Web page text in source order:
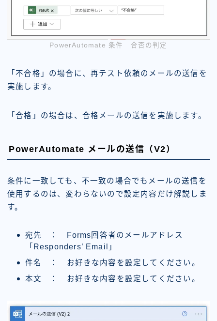
PowerAutomate 条件 合否の判定
「不合格」の場合に、再テスト依頼のメールの送信を
実施します。
「合格」の場合は、合格メールの送信を実施します。
PowerAutomate メールの送信（V2）
条件に一致しても、不一致の場合でもメールの送信を
使用するのは、変わらないので設定内容だけ解説しま
す。
宛先 ： Forms回答者のメールアドレス
「Responders’ Email」
件名 ： お好きな内容を設定してください。
本文 ： お好きな内容を設定してください。